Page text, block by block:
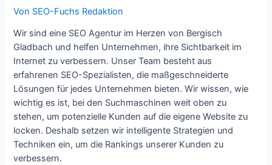
Von SEO-Fuchs Redaktion
Wir sind eine SEO Agentur im Herzen von Bergisch
Gladbach und helfen Unternehmen, ihre Sichtbarkeit im
Internet zu verbessern. Unser Team besteht aus
erfahrenen SEO-Spezialisten, die maßgeschneiderte
Lösungen für jedes Unternehmen bieten. Wir wissen, wie
wichtig es ist, bei den Suchmaschinen weit oben zu
stehen, um potenzielle Kunden auf die eigene Website zu
locken. Deshalb setzen wir intelligente Strategien und
Techniken ein, um die Rankings unserer Kunden zu
verbessern.